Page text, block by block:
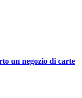
un negozio di carte